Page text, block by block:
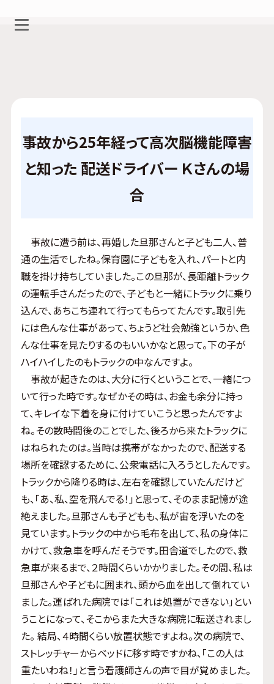
事故から25年経って高次脳機能障害
と知った 配送ドライバー Ｋさんの場
合
事故に遭う前は、再婚した旦那さんと子ども二人、普
通の生活でしたね。保育園に子どもを入れ、パートと内
職を掛け持ちしていました。この旦那が、長距離トラック
の運転手さんだったので、子どもと一緒にトラックに乗り
込んで、あちこち連れて行ってもらってたんです。取引先
には色んな仕事があって、ちょうど社会勉強というか、色
んな仕事を見たりするのもいいかなと思って。下の子が
ハイハイしたのもトラックの中なんですよ。
事故が起きたのは、大分に行くということで、一緒につ
いて行った時です。なぜかその時は、お金も余分に持っ
て、キレイな下着を身に付けていこうと思ったんですよ
ね。その数時間後のことでした、後ろから来たトラックに
はねられたのは。当時は携帯がなかったので、配送する
場所を確認するために、公衆電話に入ろうとしたんです。
トラックから降りる時は、左右を確認していたんだけど
も、「あ、私、空を飛んでる！」と思って、そのまま記憶が途
絶えました。旦那さんも子どもも、私が宙を浮いたのを
見ています。トラックの中から毛布を出して、私の身体に
かけて、救急車を呼んだそうです。田舎道でしたので、救
急車が来るまで、２時間くらいかかりました。その間、私は
旦那さんや子どもに囲まれ、頭から血を出して倒れてい
ました。運ばれた病院では「これは処置ができない」とい
うことになって、そこからまた大きな病院に転送されまし
た。 結局、４時間くらい放置状態ですよね。次の病院で、
ストレッチャーからベッドに移す時ですかね、「この人は
重たいわね！」と言う看護師さんの声で目が覚めました。